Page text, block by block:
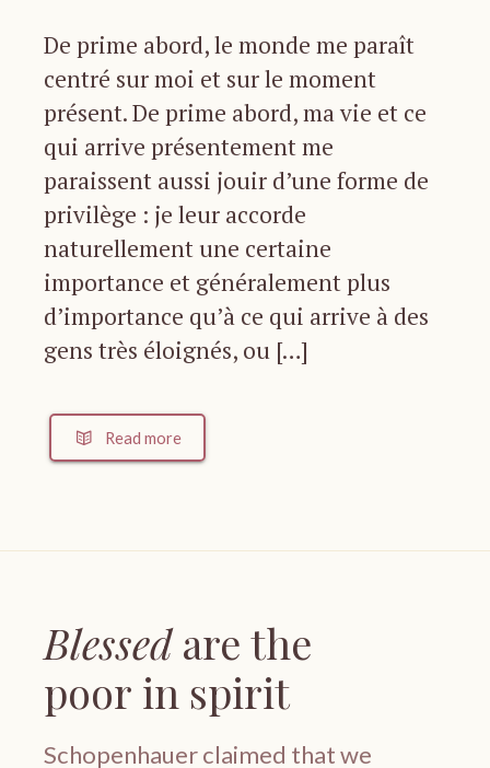
De prime abord, le monde me paraît
centré sur moi et sur le moment
présent. De prime abord, ma vie et ce
qui arrive présentement me
paraissent aussi jouir d’une forme de
privilège : je leur accorde
naturellement une certaine
importance et généralement plus
d’importance qu’à ce qui arrive à des
gens très éloignés, ou […]
Read more
Blessedare the
poor in spirit
Schopenhauer claimed that we